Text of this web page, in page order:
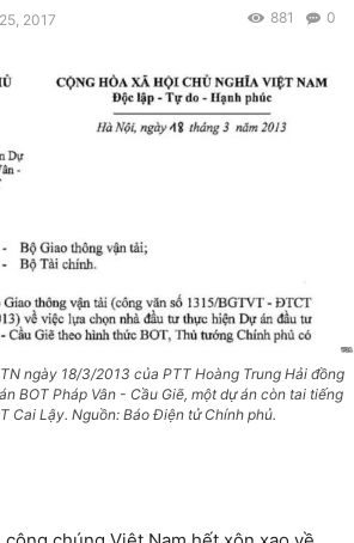
2017 0
881
ngày 18/3/2013 của PTT Hoàng Trung Hải đồng
BOT Pháp Vân - Cầu Giẽ, một dự án còn tai tiếng
Cai Lậy. Nguồn: Báo Điện tử Chính phủ.